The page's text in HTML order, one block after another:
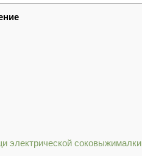
электрической соковыжималки